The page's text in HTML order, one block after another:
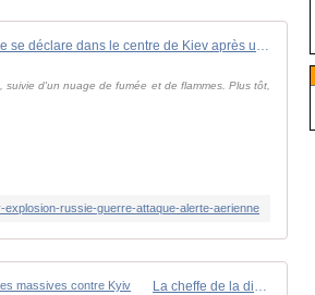
Ukraine : un incendie se déclare dans le centre de Kiev après une explosion
d'un nuage de fumée et de flammes. Plus tôt,
russie-guerre-attaque-alerte-aerienne
La cheffe de la diplomatie européenne annonce de nouvelles sanctions contre la Russie face aux frappes massives contre Kyiv